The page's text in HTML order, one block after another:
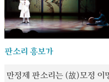
판소리 흥보가
만정제 판소리는 (故)모정 이